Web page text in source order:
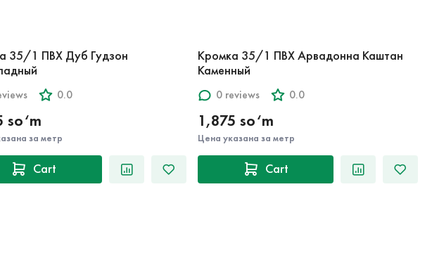
35/1 ПВХ Дуб Гудзон
0.0
so‘m
за метр
Cart
Кромка 35/1 ПВХ Арвадонна Каштан
Каменный
0 reviews 0.0
1,875 so‘m
Цена указана за метр
Cart